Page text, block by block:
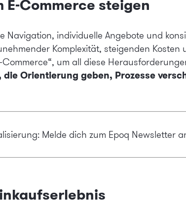
Commerce steigen
Navigation, individuelle Angebote und
Komplexität, steigenden
um all diese
Orientierung geben, Prozesse
Melde dich zum Epoq Newsletter